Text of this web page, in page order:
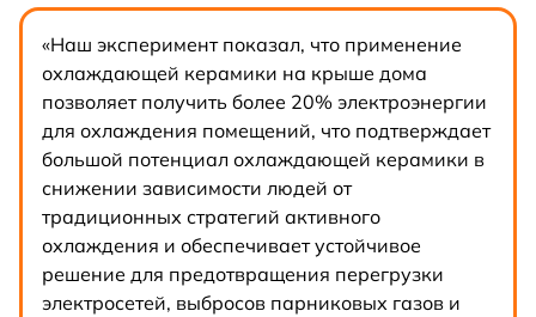
«Наш эксперимент показал, что применение
охлаждающей керамики на крыше дома
позволяет получить более 20% электроэнергии
для охлаждения помещений, что подтверждает
большой потенциал охлаждающей керамики в
снижении зависимости людей от
традиционных стратегий активного
охлаждения и обеспечивает устойчивое
решение для предотвращения перегрузки
электросетей, выбросов парниковых газов и